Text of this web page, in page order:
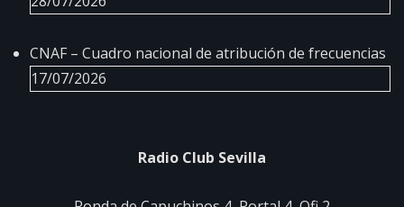
CNAF – Cuadro nacional de atribución de frecuencias
17/07/2026
Radio Club Sevilla